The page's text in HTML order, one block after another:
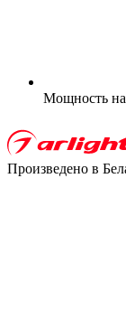
Мощность
Произведено в